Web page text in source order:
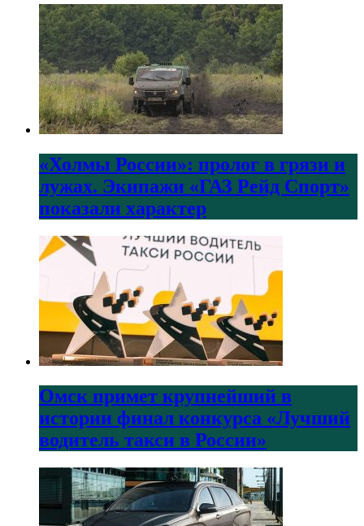
«Холмы России»: пролог в грязи и
лужах. Экипажи «ГАЗ Рейд Спорт»
показали характер
Омск примет крупнейший в
истории финал конкурса «Лучший
водитель такси в России»